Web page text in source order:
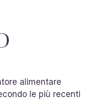
alimentare
le più recenti